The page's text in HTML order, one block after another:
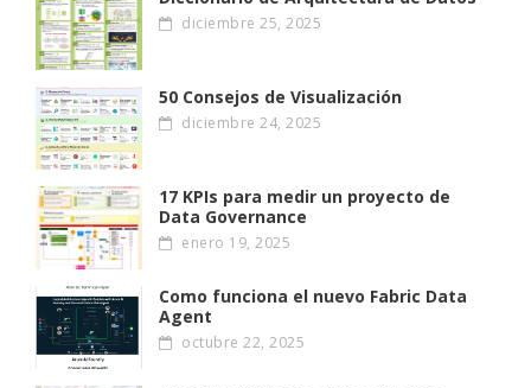
diciembre 25, 2025
50 Consejos de Visualización
diciembre 24, 2025
17 KPIs para medir un proyecto de
Data Governance
enero 19, 2025
Como funciona el nuevo Fabric Data
Agent
octubre 22, 2025